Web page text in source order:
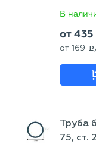
В
от
от 169 p
Труба
75, ст.